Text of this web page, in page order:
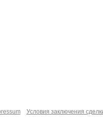
Условия заключения